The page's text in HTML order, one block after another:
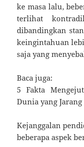
ke masa lalu,
terlihat
dibandingkan
keingintahuan
saja yang
Baca juga:
5 Fakta
Dunia yang
Kejanggalan
beberapa aspek